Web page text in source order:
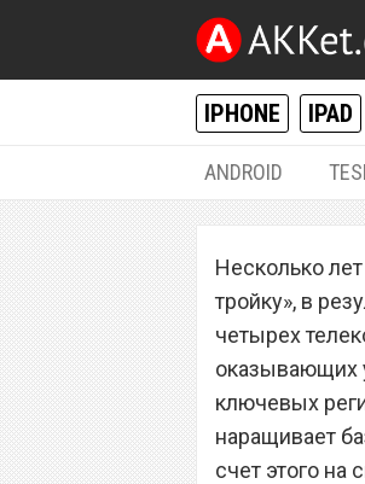
IPHONE IPAD
ANDROID
России
Несколько
тройку», в
четырех
оказывающих
ключевых
наращивает
счет этого на